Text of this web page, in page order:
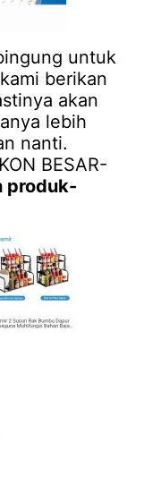
untuk
berikan
akan
lebih
nanti.
BESAR-
produk-